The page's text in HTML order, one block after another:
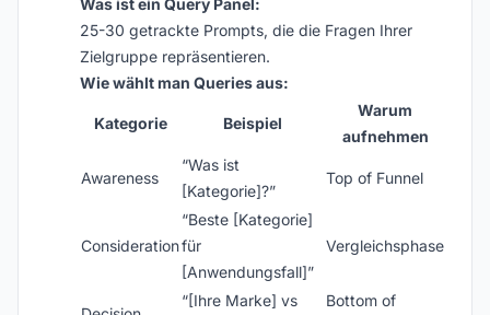
Was ist ein Query Panel:
25-30 getrackte Prompts, die die Fragen Ihrer
Zielgruppe repräsentieren.
Wie wählt man Queries aus:
Kategorie Beispiel
Warum
aufnehmen
Awareness
“Was ist
[Kategorie]?”
Top of Funnel
Consideration
“Beste [Kategorie]
für
[Anwendungsfall]”
Vergleichsphase
“[Ihre Marke] vs
Bottom of